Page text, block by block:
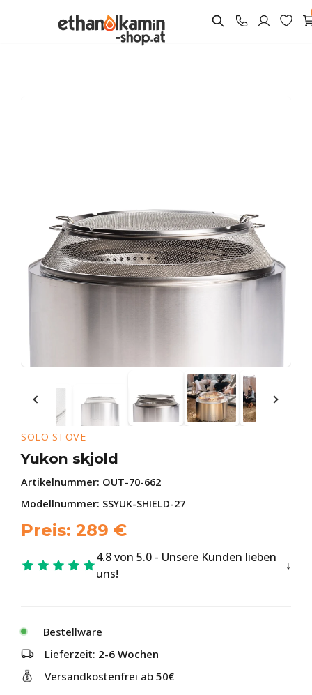
SOLO STOVE
Yukon skjold
Artikelnummer: OUT-70-662
Modellnummer: SSYUK-SHIELD-27
Preis: 289 €
4.8 von 5.0 - Unsere Kunden lieben
uns!
Bestellware
Lieferzeit: 2-6 Wochen
Versandkostenfrei ab 50€